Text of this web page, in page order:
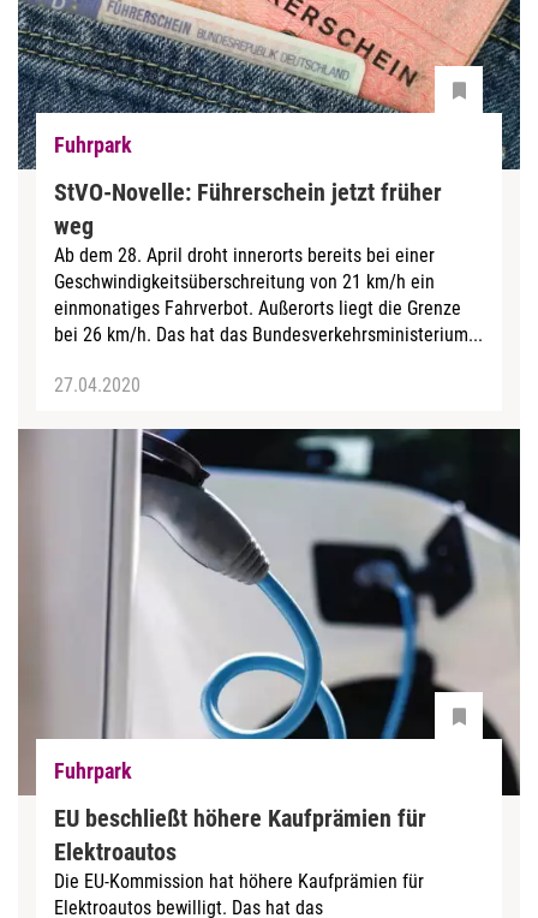
Fuhrpark
StVO-Novelle: Führerschein jetzt früher
weg
Ab dem 28. April droht innerorts bereits bei einer
Geschwindigkeitsüberschreitung von 21 km/h ein
einmonatiges Fahrverbot. Außerorts liegt die Grenze
bei 26 km/h. Das hat das Bundesverkehrsministerium...
27.04.2020
Fuhrpark
EU beschließt höhere Kaufprämien für
Elektroautos
Die EU-Kommission hat höhere Kaufprämien für
Elektroautos bewilligt. Das hat das